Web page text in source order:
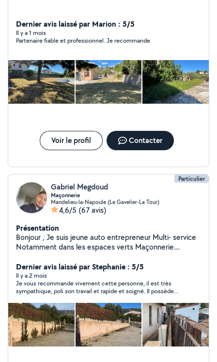
Dernier avis laissé par Marion : 5/5
Il y a 1 mois
Partenaire fiable et professionnel. Je recommande
Voir le profil Contacter
Particulier
Gabriel Megdoud
Maçonnerie
Mandelieu-la-Napoule (Le Gavelier-La Tour)
4,6/5 (67 avis)
Présentation
Bonjour , Je suis jeune auto entrepreneur Multi- service
Notamment dans les espaces verts Maçonnerie
Et toute sorte de petit bricolage , minutieux dans mon
travail , j'aime que le client soit satisfait de mon
intervention. Je dispose d'une équipe qui est composé
de plusieurs corps de métier ce qui nous permet
d'intervenir dans de nombreux domaine. Payez moins
chers avec la déduction d'impôt. Je reste à disposition
pour toute demande d'information.
Dernier avis laissé par Stephanie : 5/5
Il y a 2 mois
Je vous recommande vivement cette personne, il est très
sympathique, poli son travail et rapide et soigné. Il possède
travail ne lui fait pas peur si vous avez besoin de quelqu’un,
n’hésitez pas c’est des personnes qui me faut